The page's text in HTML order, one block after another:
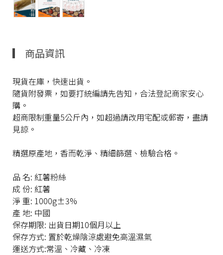
商品資訊
現貨在庫，快速出貨。
隨貨附發票，如要打統編請先告知，合法登記商家安心
購。
超商限制重量5公斤內，如超過請改用宅配或郵寄，盡請
見諒。
精選原產地，香而乾淨、精細篩選、檢驗合格。
品 名: 紅薯粉絲
成 份: 紅薯
淨 重: 1000g±3%
產 地: 中國
保存期限: 出貨日期10個月以上
保存方式: 置於乾燥陰涼處避免高溫濕氣
運送方式:常溫、冷藏、冷凍